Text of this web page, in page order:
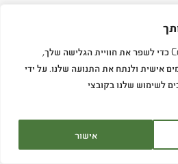
אנו משתמשים בקובצי Cookie כדי לשפר את חוויית הגלישה שלך,
אישית ולנתח את התנועה שלנו. על ידי
לשימוש שלנו בקובצי
אישור